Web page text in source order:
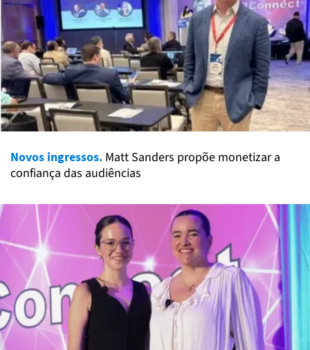
Novos ingressos. Matt Sanders propõe monetizar a
confiança das audiências